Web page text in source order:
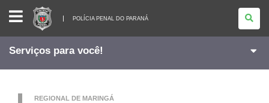
POLÍCIA
PENAL
DO
PARANÁ
POLÍCIA PENAL DO PARANÁ
Serviços para você!
REGIONAL DE MARINGÁ